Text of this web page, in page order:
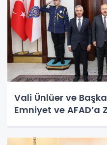
Vali Ünlüer ve
Emniyet ve AFAD’a